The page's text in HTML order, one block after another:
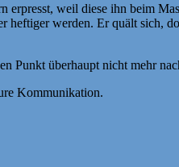
weil diese ihn beim
heftiger werden. Er quält sich,
Punkt überhaupt nicht mehr
Kommunikation.